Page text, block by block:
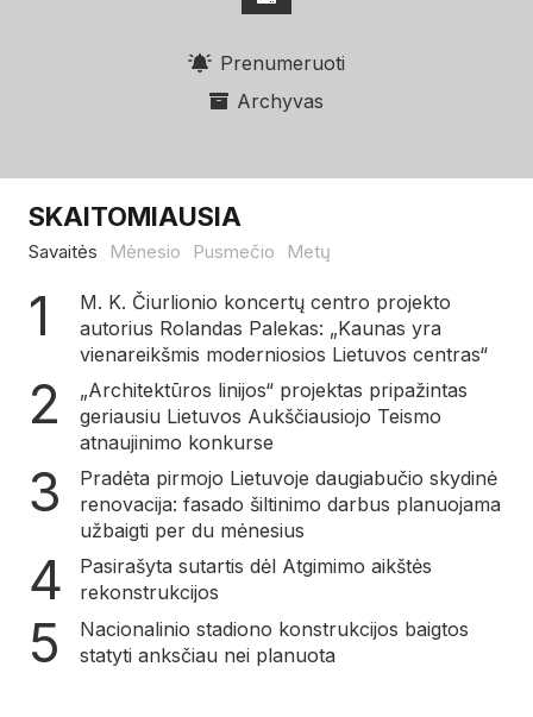
Prenumeruoti
Archyvas
SKAITOMIAUSIA
Savaitės Mėnesio Pusmečio Metų
M. K. Čiurlionio koncertų centro projekto
autorius Rolandas Palekas: „Kaunas yra
vienareikšmis moderniosios Lietuvos centras“
„Architektūros linijos“ projektas pripažintas
geriausiu Lietuvos Aukščiausiojo Teismo
atnaujinimo konkurse
Pradėta pirmojo Lietuvoje daugiabučio skydinė
renovacija: fasado šiltinimo darbus planuojama
užbaigti per du mėnesius
Pasirašyta sutartis dėl Atgimimo aikštės
rekonstrukcijos
Nacionalinio stadiono konstrukcijos baigtos
statyti anksčiau nei planuota